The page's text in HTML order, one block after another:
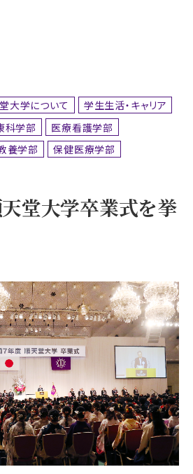
大学について
学生生活・キャリア
科学部
医療看護学部
養学部
保健医療学部
堂大学卒業式を挙